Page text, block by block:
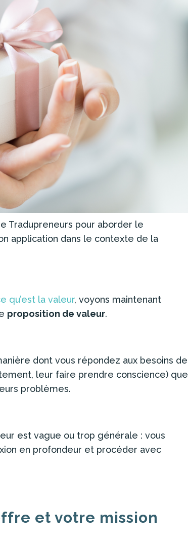
Tradupreneurs pour aborder le
application dans le contexte de la
qu’est la valeur, voyons maintenant
proposition de valeur.
dont vous répondez aux besoins de
leur faire prendre conscience) que
problèmes.
est vague ou trop générale : vous
en profondeur et procéder avec
et votre mission